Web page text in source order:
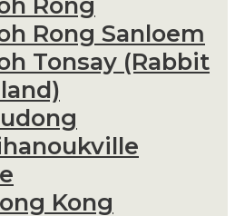
Rong Sanloem
Tonsay (Rabbit
Kong